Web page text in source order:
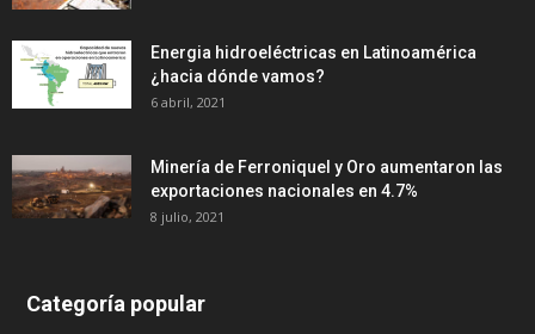
Energia hidroeléctricas en Latinoamérica
¿hacia dónde vamos?
6 abril, 2021
Minería de Ferroniquel y Oro aumentaron las
exportaciones nacionales en 4.7%
8 julio, 2021
Categoría popular